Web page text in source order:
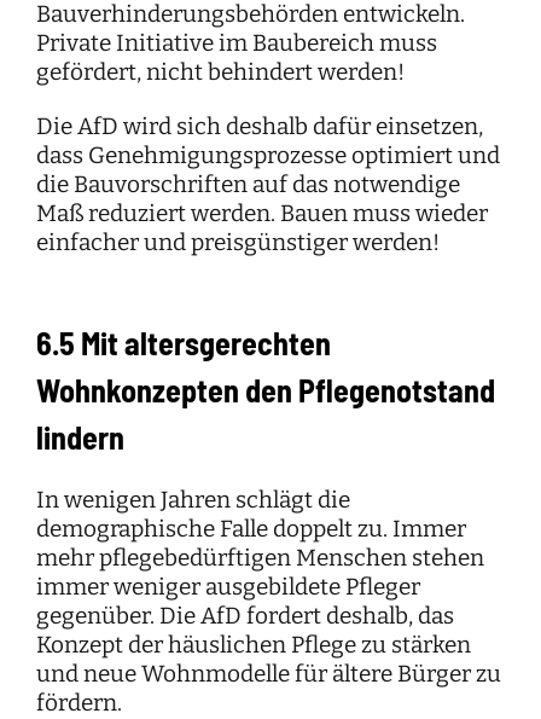
Bauverhinderungsbehörden entwickeln.
Private Initiative im Baubereich muss
gefördert, nicht behindert werden!
Die AfD wird sich deshalb dafür einsetzen,
dass Genehmigungsprozesse optimiert und
die Bauvorschriften auf das notwendige
Maß reduziert werden. Bauen muss wieder
einfacher und preisgünstiger werden!
6.5 Mit altersgerechten
Wohnkonzepten den Pflegenotstand
lindern
In wenigen Jahren schlägt die
demographische Falle doppelt zu. Immer
mehr pflegebedürftigen Menschen stehen
immer weniger ausgebildete Pfleger
gegenüber. Die AfD fordert deshalb, das
Konzept der häuslichen Pflege zu stärken
und neue Wohnmodelle für ältere Bürger zu
fördern.